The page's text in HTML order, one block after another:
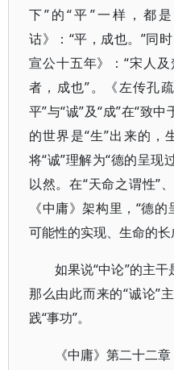
下”的“平”一样，都
诂》：“平，成也。”同
宣公十五年》：“宋人
者，成也”。《左传孔
平”与“诚”及“成”在“致
的世界是“生”出来的，
将“诚”理解为“德的呈现
以然。在“天命之谓性”
《中庸》架构里，“德的
可能性的实现、生命的长
如果说“中论”的主干
那么由此而来的“诚论”
践“事功”。
《中庸》第二十二